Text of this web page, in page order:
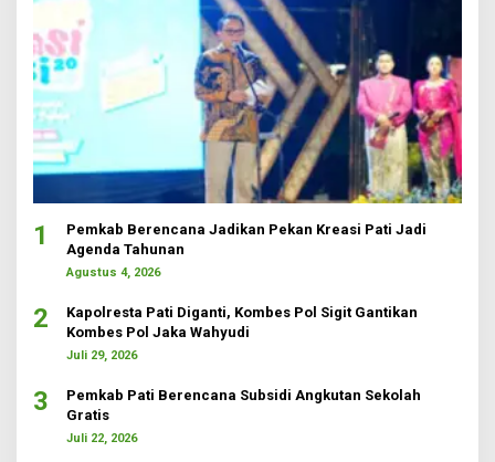
1
Pemkab Berencana Jadikan Pekan Kreasi Pati Jadi
Agenda Tahunan
Agustus 4, 2026
2
Kapolresta Pati Diganti, Kombes Pol Sigit Gantikan
Kombes Pol Jaka Wahyudi
Juli 29, 2026
3
Pemkab Pati Berencana Subsidi Angkutan Sekolah
Gratis
Juli 22, 2026